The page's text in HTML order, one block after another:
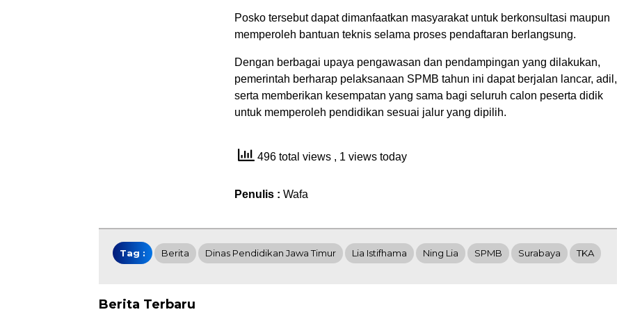
Posko tersebut dapat dimanfaatkan masyarakat untuk berkonsultasi maupun
memperoleh bantuan teknis selama proses pendaftaran berlangsung.
Dengan berbagai upaya pengawasan dan pendampingan yang dilakukan,
pemerintah berharap pelaksanaan SPMB tahun ini dapat berjalan lancar, adil,
serta memberikan kesempatan yang sama bagi seluruh calon peserta didik
untuk memperoleh pendidikan sesuai jalur yang dipilih.
496 total views , 1 views today
Penulis : Wafa
Tag : Berita Dinas Pendidikan Jawa Timur Lia Istifhama Ning Lia SPMB Surabaya TKA
Berita Terbaru